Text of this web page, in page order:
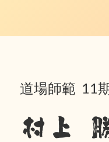
道場師範 11
村上